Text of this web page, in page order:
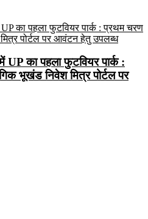
UP का पहला फुटवियर पार्क :
भूखंड निवेश मित्र पोर्टल पर